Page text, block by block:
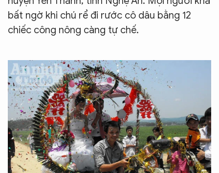
bất ngờ khi chú rể đi rước cô dâu bằng 12
chiếc công nông càng tự chế.